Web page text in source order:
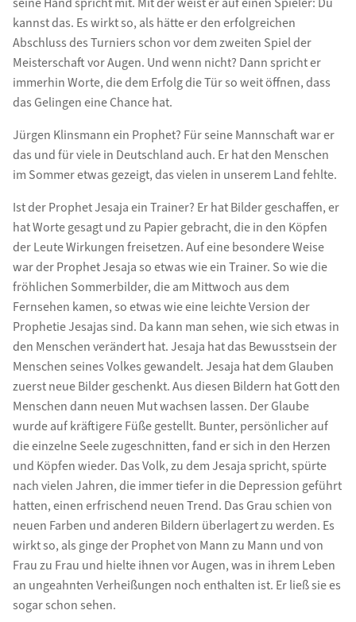
kannst das. Es wirkt so, als hätte er den erfolgreichen
Abschluss des Turniers schon vor dem zweiten Spiel der
Meisterschaft vor Augen. Und wenn nicht? Dann spricht er
immerhin Worte, die dem Erfolg die Tür so weit öffnen, dass
das Gelingen eine Chance hat.
Jürgen Klinsmann ein Prophet? Für seine Mannschaft war er
das und für viele in Deutschland auch. Er hat den Menschen
im Sommer etwas gezeigt, das vielen in unserem Land fehlte.
Ist der Prophet Jesaja ein Trainer? Er hat Bilder geschaffen, er
hat Worte gesagt und zu Papier gebracht, die in den Köpfen
der Leute Wirkungen freisetzen. Auf eine besondere Weise
war der Prophet Jesaja so etwas wie ein Trainer. So wie die
fröhlichen Sommerbilder, die am Mittwoch aus dem
Fernsehen kamen, so etwas wie eine leichte Version der
Prophetie Jesajas sind. Da kann man sehen, wie sich etwas in
den Menschen verändert hat. Jesaja hat das Bewusstsein der
Menschen seines Volkes gewandelt. Jesaja hat dem Glauben
zuerst neue Bilder geschenkt. Aus diesen Bildern hat Gott den
Menschen dann neuen Mut wachsen lassen. Der Glaube
wurde auf kräftigere Füße gestellt. Bunter, persönlicher auf
die einzelne Seele zugeschnitten, fand er sich in den Herzen
und Köpfen wieder. Das Volk, zu dem Jesaja spricht, spürte
nach vielen Jahren, die immer tiefer in die Depression geführt
hatten, einen erfrischend neuen Trend. Das Grau schien von
neuen Farben und anderen Bildern überlagert zu werden. Es
wirkt so, als ginge der Prophet von Mann zu Mann und von
Frau zu Frau und hielte ihnen vor Augen, was in ihrem Leben
an ungeahnten Verheißungen noch enthalten ist. Er ließ sie es
sogar schon sehen.